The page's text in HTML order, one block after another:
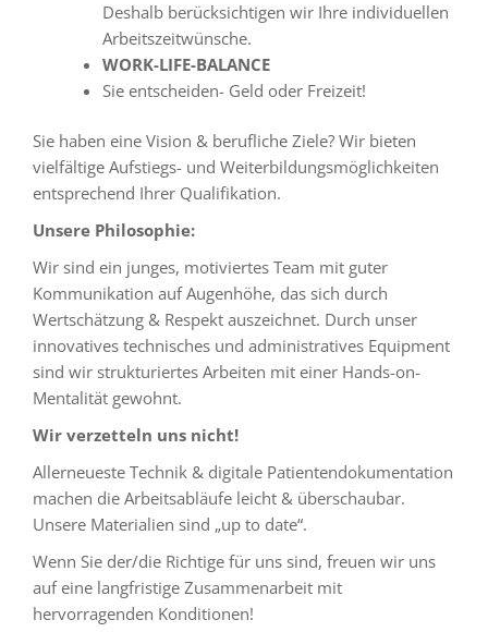
Deshalb berücksichtigen wir Ihre individuellen
Arbeitszeitwünsche.
WORK-LIFE-BALANCE
Sie entscheiden- Geld oder Freizeit!
Sie haben eine Vision & berufliche Ziele? Wir bieten
vielfältige Aufstiegs- und Weiterbildungsmöglichkeiten
entsprechend Ihrer Qualifikation.
Unsere Philosophie:
Wir sind ein junges, motiviertes Team mit guter
Kommunikation auf Augenhöhe, das sich durch
Wertschätzung & Respekt auszeichnet. Durch unser
innovatives technisches und administratives Equipment
sind wir strukturiertes Arbeiten mit einer Hands-on-
Mentalität gewohnt.
Wir verzetteln uns nicht!
Allerneueste Technik & digitale Patientendokumentation
machen die Arbeitsabläufe leicht & überschaubar.
Unsere Materialien sind „up to date“.
Wenn Sie der/die Richtige für uns sind, freuen wir uns
auf eine langfristige Zusammenarbeit mit
hervorragenden Konditionen!